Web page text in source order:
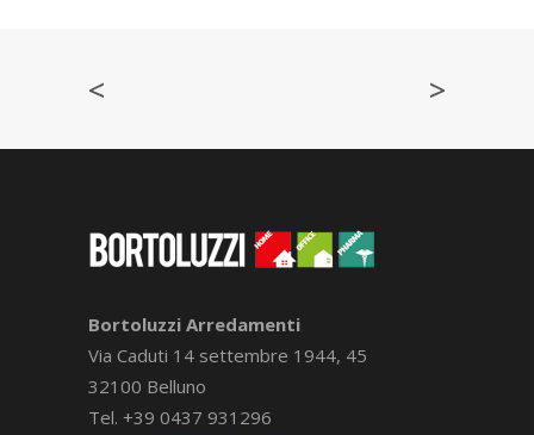
< >
Bortoluzzi Arredamenti
Via Caduti 14 settembre 1944, 45
32100 Belluno
Tel. +39 0437 931296